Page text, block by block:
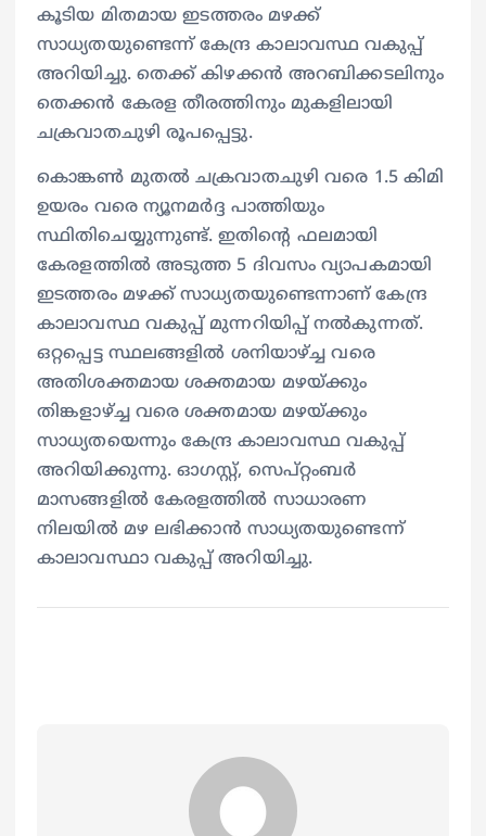
കൂടിയ മിതമായ ഇടത്തരം മഴക്ക്
സാധ്യതയുണ്ടെന്ന് കേന്ദ്ര കാലാവസ്ഥ വകുപ്പ്
അറിയിച്ചു. തെക്ക് കിഴക്കൻ അറബിക്കടലിനും
തെക്കൻ കേരള തീരത്തിനും മുകളിലായി
ചക്രവാതചുഴി രൂപപ്പെട്ടു.
കൊങ്കൺ മുതൽ ചക്രവാതചുഴി വരെ 1.5 കിമി
ഉയരം വരെ ന്യൂനമർദ്ദ പാത്തിയും
സ്ഥിതിചെയ്യുന്നുണ്ട്. ഇതിന്റെ ഫലമായി
കേരളത്തിൽ അടുത്ത 5 ദിവസം വ്യാപകമായി
ഇടത്തരം മഴക്ക് സാധ്യതയുണ്ടെന്നാണ് കേന്ദ്ര
കാലാവസ്ഥ വകുപ്പ് മുന്നറിയിപ്പ് നൽകുന്നത്.
ഒറ്റപ്പെട്ട സ്ഥലങ്ങളിൽ ശനിയാഴ്ച്ച വരെ
അതിശക്തമായ ശക്തമായ മഴയ്ക്കും
തിങ്കളാഴ്ച്ച വരെ ശക്തമായ മഴയ്ക്കും
സാധ്യതയെന്നും കേന്ദ്ര കാലാവസ്ഥ വകുപ്പ്
അറിയിക്കുന്നു. ഓ​ഗസ്റ്റ്, സെപ്റ്റംബർ
മാസങ്ങളിൽ കേരളത്തിൽ സാധാരണ
നിലയിൽ മഴ ലഭിക്കാൻ സാധ്യതയുണ്ടെന്ന്
കാലാവസ്ഥാ വകുപ്പ് അറിയിച്ചു.